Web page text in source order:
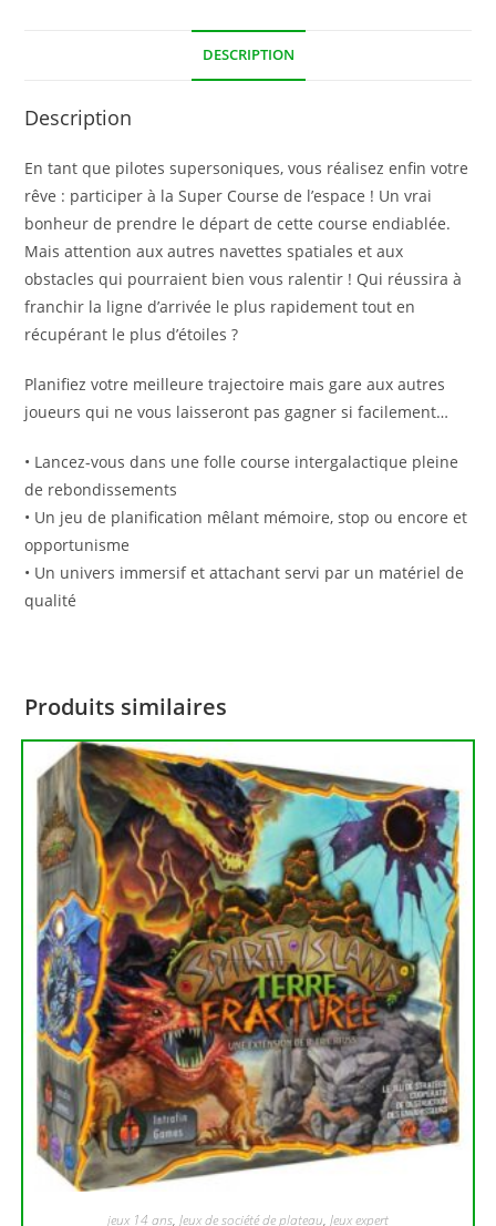
DESCRIPTION
Description
En tant que pilotes supersoniques, vous réalisez enfin votre
rêve : participer à la Super Course de l’espace ! Un vrai
bonheur de prendre le départ de cette course endiablée.
Mais attention aux autres navettes spatiales et aux
obstacles qui pourraient bien vous ralentir ! Qui réussira à
franchir la ligne d’arrivée le plus rapidement tout en
récupérant le plus d’étoiles ?
Planifiez votre meilleure trajectoire mais gare aux autres
joueurs qui ne vous laisseront pas gagner si facilement…
• Lancez-vous dans une folle course intergalactique pleine
de rebondissements
• Un jeu de planification mêlant mémoire, stop ou encore et
opportunisme
• Un univers immersif et attachant servi par un matériel de
qualité
Produits similaires
jeux 14 ans, Jeux de société de plateau, Jeux expert